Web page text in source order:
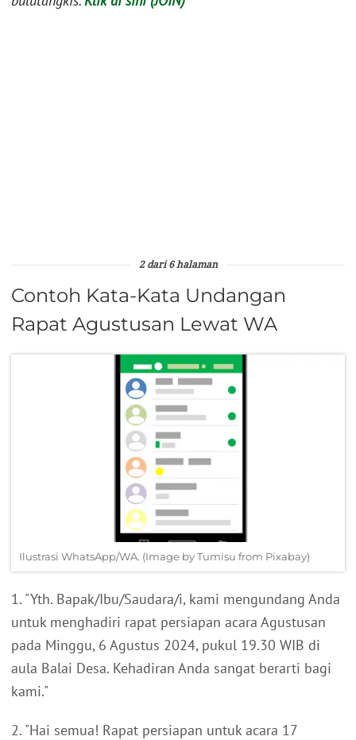
2 dari 6 halaman
Contoh Kata-Kata Undangan
Rapat Agustusan Lewat WA
Ilustrasi WhatsApp/WA. (Image by Tumisu from Pixabay)
1. "Yth. Bapak/Ibu/Saudara/i, kami mengundang Anda
untuk menghadiri rapat persiapan acara Agustusan
pada Minggu, 6 Agustus 2024, pukul 19.30 WIB di
aula Balai Desa. Kehadiran Anda sangat berarti bagi
kami."
2. "Hai semua! Rapat persiapan untuk acara 17